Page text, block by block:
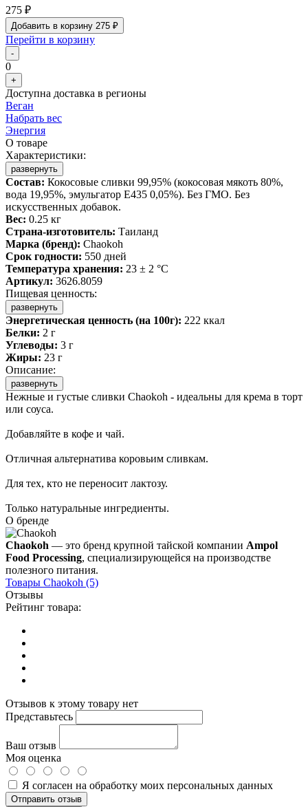
275 ₽
Добавить в корзину 275 ₽
Перейти в корзину
-
0
+
Доступна доставка в регионы
Веган
Набрать вес
Энергия
О товаре
Характеристики:
развернуть
Состав: Кокосовые сливки 99,95% (кокосовая мякоть 80%,
вода 19,95%, эмульгатор Е435 0,05%). Без ГМО. Без
искусственных добавок.
Вес: 0.25 кг
Страна-изготовитель: Таиланд
Марка (бренд): Chaokoh
Срок годности: 550 дней
Температура хранения: 23 ± 2 °C
Артикул: 3626.8059
Пищевая ценность:
развернуть
Энергетическая ценность (на 100г): 222 ккал
Белки: 2 г
Углеводы: 3 г
Жиры: 23 г
Описание:
развернуть
Нежные и густые сливки Chaokoh - идеальны для крема в торт
или соуса.
Добавляйте в кофе и чай.
Отличная альтернатива коровьим сливкам.
Для тех, кто не переносит лактозу.
Только натуральные ингредиенты.
О бренде
Chaokoh — это бренд крупной тайской компании Ampol
Food Processing, специализирующейся на производстве
полезного питания.
Товары Chaokoh (5)
Отзывы
Рейтинг товара:
Отзывов к этому товару нет
Представьтесь
Ваш отзыв
Моя оценка
Я согласен на обработку моих персональных данных
Отправить отзыв